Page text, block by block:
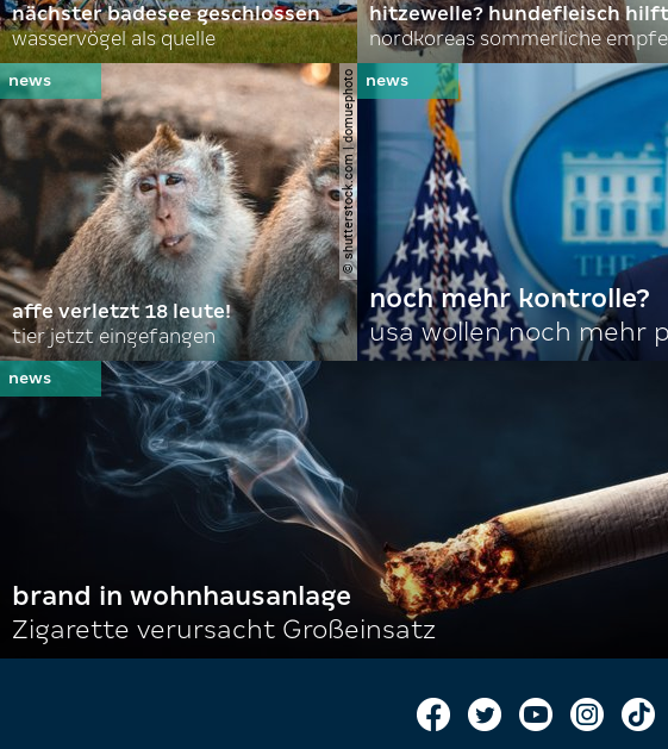
nächster badesee geschlossen
wasservögel als quelle
hitzewelle? hundefleisch
© shutterstock.com | domuephoto
affe verletzt 18 leute!
tier jetzt eingefangen
noch mehr kontrolle?
usa wollen noch mehr
brand in wohnhausanlage
Zigarette verursacht Großeinsatz